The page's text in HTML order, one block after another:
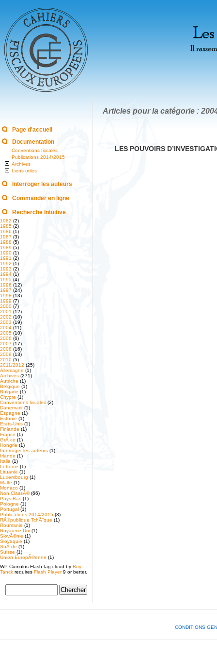
Page d'accueil
Documentation
Conventions fiscales
Publications 2014/2015
Archives
Liens utiles
Interroger les auteurs
Commander en ligne
Recherche Intuitive
1982 (2)
1985 (2)
1986 (1)
1987 (3)
1988 (5)
1989 (5)
1990 (1)
1991 (2)
1992 (1)
1993 (2)
1994 (1)
1995 (4)
1996 (12)
1997 (24)
1998 (13)
1999 (7)
2000 (7)
2001 (12)
2002 (10)
2003 (19)
2004 (11)
2005 (10)
2006 (6)
2007 (17)
2008 (16)
2009 (13)
2010 (5)
2011/2012 (25)
Allemagne (1)
Archives (271)
Autriche (1)
Belgique (1)
Bulgarie (1)
Chypre (1)
Conventions fiscales (2)
Danemark (1)
Espagne (1)
Estonie (1)
Etats-Unis (1)
Finlande (1)
France (1)
GrÃ¨ce (1)
Hongrie (1)
Interroger les auteurs (1)
Irlande (1)
Italie (1)
Lettonie (1)
Lituanie (1)
Luxembourg (1)
Malte (1)
Monaco (1)
Non ClassÃ©(66)
Pays-Bas (1)
Pologne (1)
Portugal (1)
Publications 2014/2015 (3)
RÃ©publique TchÃ¨que (1)
Roumanie (1)
Royaume-Uni (1)
SlovÃ©nie (1)
Slovaquie (1)
SuÃ¨de (1)
Suisse (1)
Union EuropÃ©enne (1)
WP Cumulus Flash tag cloud by Roy
Tanck requires Flash Player9 or better.
Articles pour la catégorie :
LES POUVOIRS
CONDITIONS